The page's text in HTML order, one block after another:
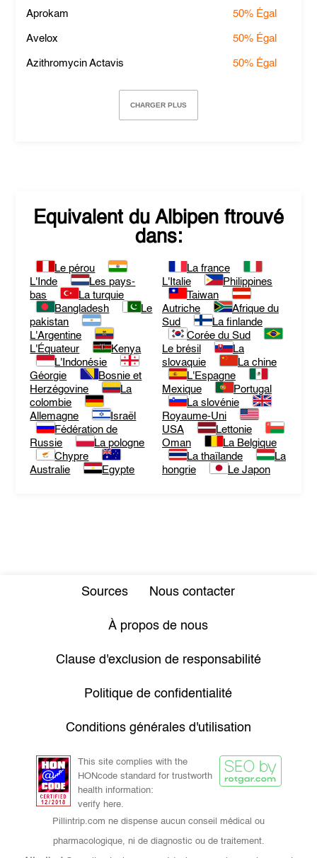
Aprokam 50% Égal
Avelox 50% Égal
Azithromycin Actavis 50% Égal
CHARGER PLUS
Equivalent du Albipen ftrouvé
dans:
Le pérou
L'Inde
Les pays-
bas
La turquie
Bangladesh
Le
pakistan
L'Argentine
L'Équateur
Kenya
L'Indonésie
Géorgie
Bosnie et
Herzégovine
La
colombie
Allemagne
Israël
Fédération de
Russie
La pologne
Chypre
Australie
Egypte
La france
L'Italie
Philippines
Taiwan
Autriche
Afrique du
Sud
La finlande
Corée du Sud
Le brésil
La
slovaquie
La chine
L'Espagne
Mexique
Portugal
La slovénie
Royaume-Uni
USA
Lettonie
Oman
La Belgique
La thaïlande
La
hongrie
Le Japon
Sources Nous contacter
À propos de nous
Clause d'exclusion de responsabilité
Politique de confidentialité
Conditions générales d'utilisation
This site complies with the
HONcode standard for trustworth
health information:
verify here.
Pillintrip.com ne dispense aucun conseil médical ou
pharmacologique, ni de diagnostic ou de traitement.